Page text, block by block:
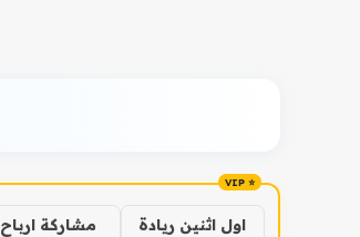
اول اثنين ريادة
مشاركة ارباح